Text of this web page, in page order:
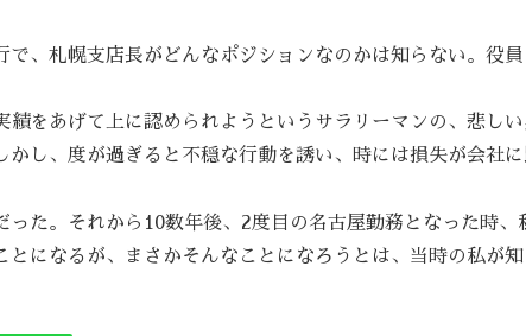
で、札幌支店長がどんなポジションなのかは知らない。役
績をあげて上に認められようというサラリーマンの、悲し
かし、度が過ぎると不穏な行動を誘い、時には損失が会社に
った。それから10数年後、2度目の名古屋勤務となった時
になるが、まさかそんなことになろうとは、当時の私が知